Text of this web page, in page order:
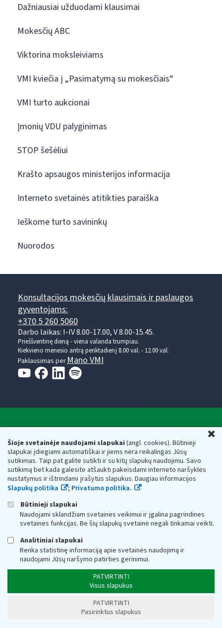
Šioje svetainėje naudojami slapukai(angl. cookies). Būtinieji
slapukai įdiegiami automatiškai ir jiems nėra reikalingas Jūsų
sutikimas. Taip pat galite sutikti ir su kitų slapukų naudojimu. Savo
sutikimą bet kada galėsite atšaukti pakeisdami interneto naršyklės
nustatymus ir ištrindami įrašytus slapukus. Daugiau informacijos
Slapukų politika
; Privatumo politika.
Būtinieji slapukai
Naudojami sklandžiam svetainės veikimui ir įgalina pagrindines
svetainės funkcijas. Be šių slapukų svetainė negali tinkamai veikti.
Analitiniai slapukai
Renka statistinę informaciją apie svetainės naudojimą ir
naudojami Jūsų naršymo patirties gerinimui.
PATVIRTINTI
Visus slapukus
PATVIRTINTI
Pasirinktus slapukus
Dažniausiai užduodami klausimai
Mokesčių ABC
Viktorina moksleiviams
VMI kviečia į „Pasimatymą su mokesčiais“
VMI turto aukcionai
Įmonių VDU palyginimas
STOP šešėliui
Krašto apsaugos ministerijos informacija
Interneto svetainės atitikties paraiška
Ieškome turto savininkų
Nuorodos
Konsultacijos mokesčių klausimais ir paslaugos
gyventojams:
+370 5 260 5060
Darbo laikas: I-IV 8.00-17.00, V 8.00-15.45.
Prieššventinę dieną - viena valanda trumpiau.
Kiekvieno mėnesio antrą penktadienį 8.00 val. - 12.00 val.
Paklausimas per Mano VMI
Respublikos finansų ministerijos
Biudžetinė įstaiga. Juridinio asmens kodas — 188659752,
adresas: Vasario 16-osios g. 14, 01107 Vilnius, Lietuva, el.paštas:
vmi@vmi.lt, E. pristatymo dėžutės adresas 188659752
Duomenys apie Valstybinę mokesčių inspekciją prie Lietuvos
Respublikos finansų ministerijos kaupiami ir saugomi Juridinių